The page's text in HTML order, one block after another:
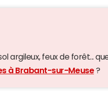
argileux, feux de forêt...
à Brabant-sur-Meuse?